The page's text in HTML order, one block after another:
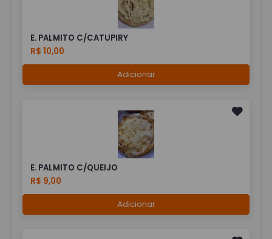
E. PALMITO C/CATUPIRY
R$ 10,00
Adicionar
E. PALMITO C/QUEIJO
R$ 9,00
Adicionar